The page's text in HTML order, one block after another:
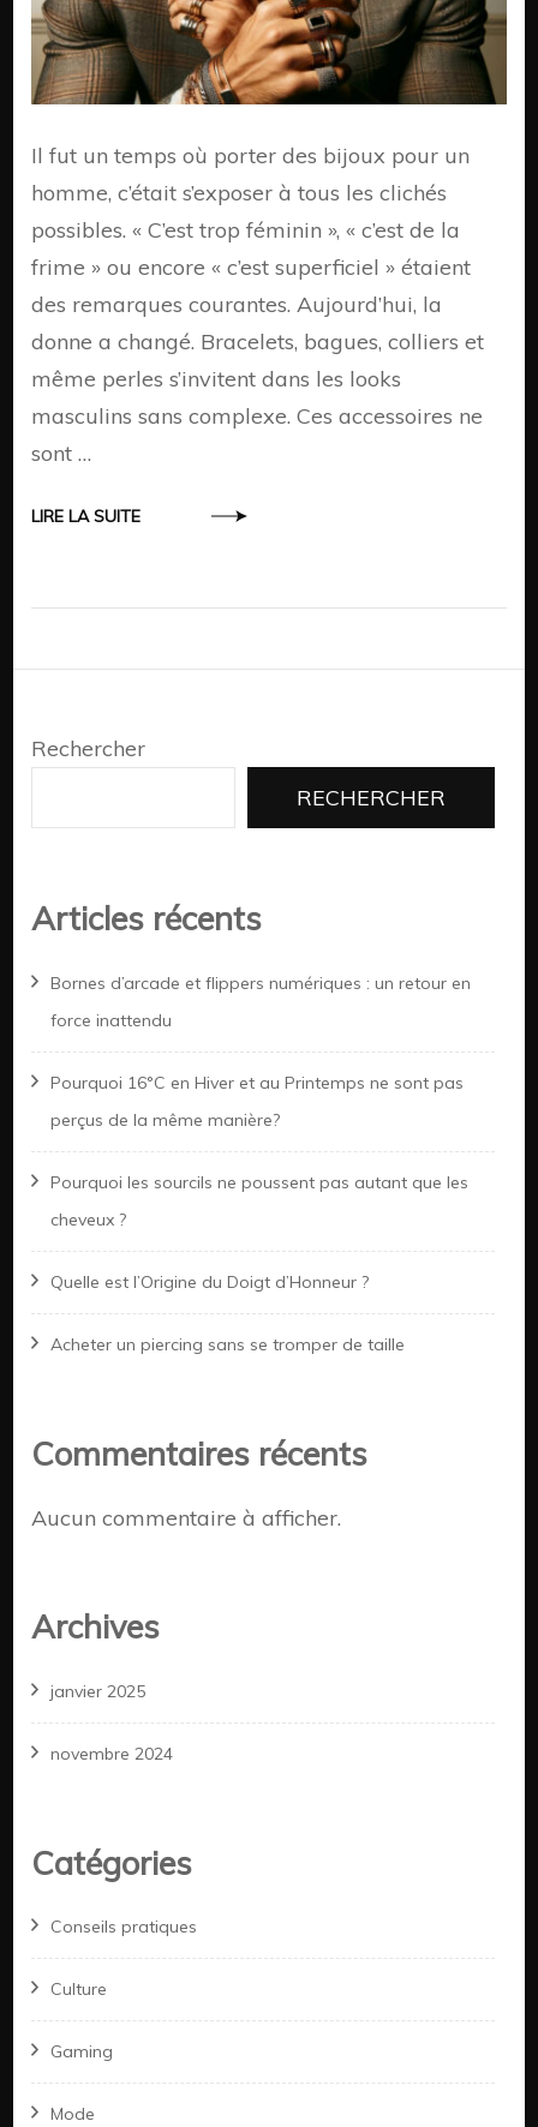
Il fut un temps où porter des bijoux pour un
homme, c’était s’exposer à tous les clichés
possibles. « C’est trop féminin », « c’est de la
frime » ou encore « c’est superficiel » étaient
des remarques courantes. Aujourd’hui, la
donne a changé. Bracelets, bagues, colliers et
même perles s’invitent dans les looks
masculins sans complexe. Ces accessoires ne
sont …
LIRE LA SUITE
Rechercher
RECHERCHER
Articles récents
Bornes d’arcade et flippers numériques : un retour en
force inattendu
Pourquoi 16°C en Hiver et au Printemps ne sont pas
perçus de la même manière?
Pourquoi les sourcils ne poussent pas autant que les
cheveux ?
Quelle est l’Origine du Doigt d’Honneur ?
Acheter un piercing sans se tromper de taille
Commentaires récents
Aucun commentaire à afficher.
Archives
janvier 2025
novembre 2024
Catégories
Conseils pratiques
Culture
Gaming
Mode